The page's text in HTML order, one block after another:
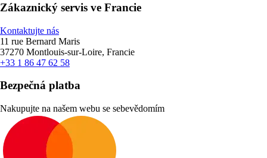
Zákaznický servis ve Francie
Kontaktujte nás
11 rue Bernard Maris
37270 Montlouis-sur-Loire, Francie
+33 1 86 47 62 58
Bezpečná platba
Nakupujte na našem webu se sebevědomím